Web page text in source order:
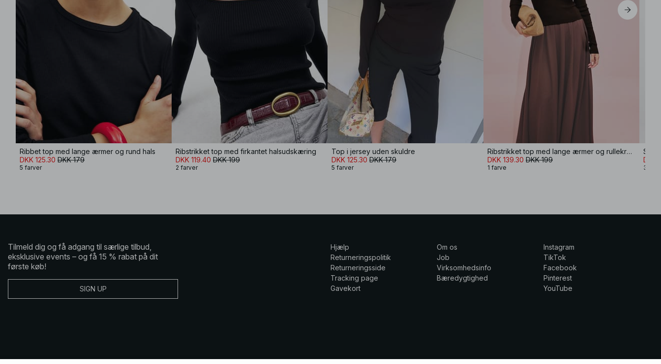
Ribbet top med lange ærmer og rund hals
DKK 125.30 DKK 179
5 farver
Ribstrikket top med firkantet halsudskæring
DKK 119.40 DKK 199
2 farver
Top i jersey uden skuldre
DKK 125.30 DKK 179
5 farver
Ribstrikket top med lange ærmer og rullekrave
DKK 139.30 DKK 199
1 farve
DKK
3
Tilmeld dig og få adgang til særlige tilbud,
eksklusive events – og få 15 % rabat på dit
første køb!
SIGN UP
Hjælp
Returneringspolitik
Returneringsside
Tracking page
Gavekort
Om os
Job
Virksomhedsinfo
Bæredygtighed
Instagram
TikTok
Facebook
Pinterest
YouTube